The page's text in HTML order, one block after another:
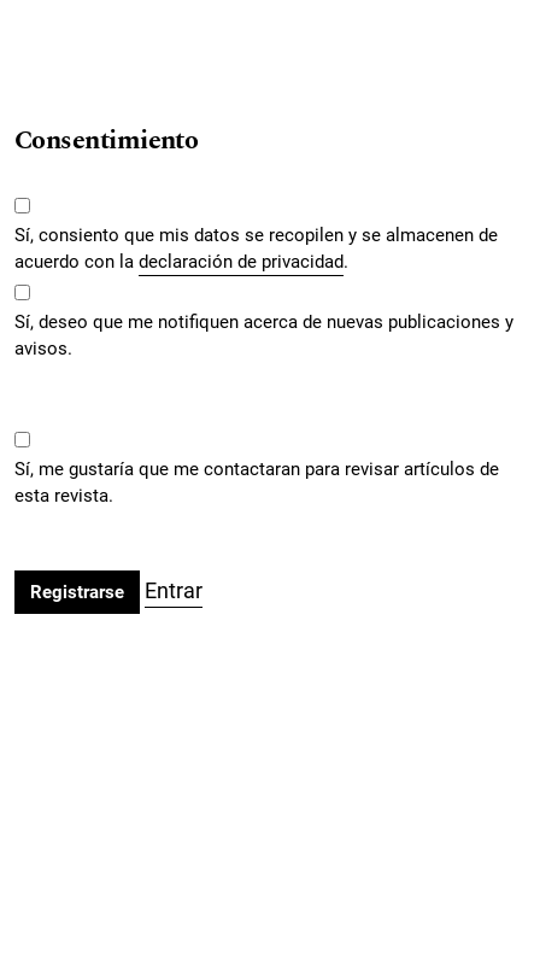
Consentimiento
Sí, consiento que mis datos se recopilen y se almacenen de
acuerdo con la declaración de privacidad.
Sí, deseo que me notifiquen acerca de nuevas publicaciones y
avisos.
Sí, me gustaría que me contactaran para revisar artículos de
esta revista.
Registrarse Entrar